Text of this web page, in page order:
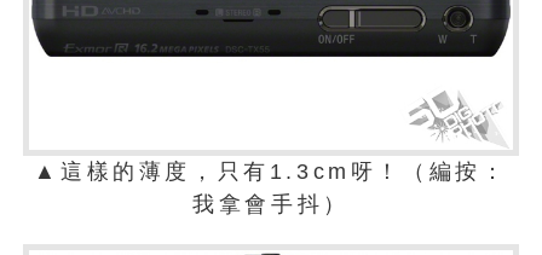
▲這樣的薄度，只有1.3cm呀！（編按：
我拿會手抖）